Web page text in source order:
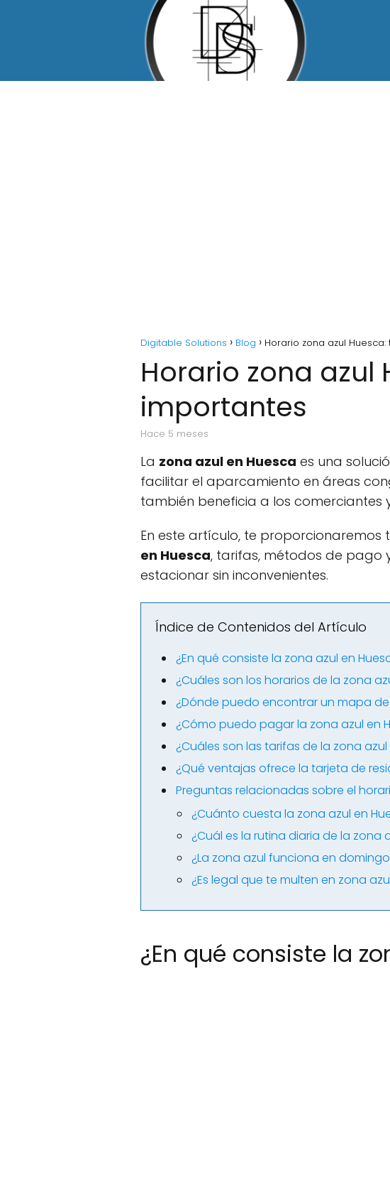
Digitable Solutions Blog Horario zona azul
Horario zona azul
importantes
hace 5 meses
La zona azul en Huesca es una
facilitar el aparcamiento en áreas
también beneficia a los comerciantes
En este artículo, te
en Huesca, tarifas, métodos de pago
estacionar sin inconvenientes.
Índice de Contenidos del Artículo
¿En qué consiste la zona azul en
¿Cuáles son los horarios de la zona
¿Dónde puedo encontrar un mapa
¿Cómo puedo pagar la zona azul en
¿Cuáles son las tarifas de la zona azul
¿Qué ventajas ofrece la tarjeta de
Preguntas relacionadas sobre el
¿Cuánto cuesta la zona azul en
¿Cuál es la rutina diaria de la zona
¿La zona azul funciona en
¿Es legal que te multen en zona
¿En qué consiste la